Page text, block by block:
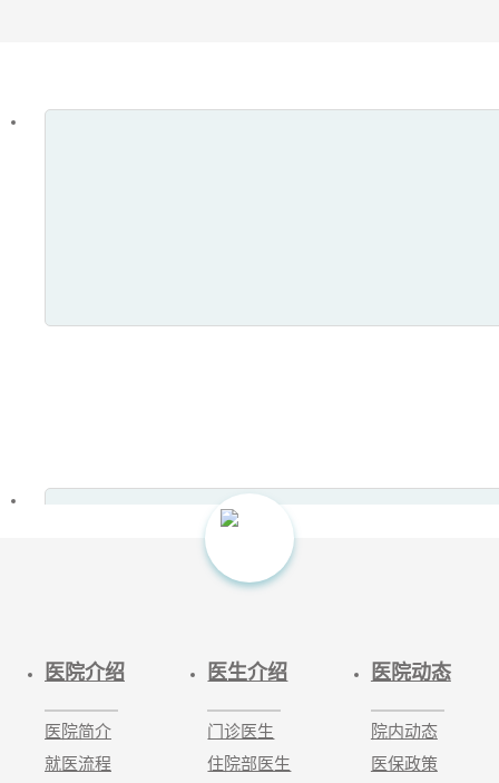
医院介绍
医院简介
就医流程
医生介绍
门诊医生
住院部医生
医院动态
院内动态
医保政策